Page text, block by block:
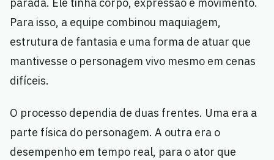
parada. Ele tinha corpo, expressão e movimento.
Para isso, a equipe combinou maquiagem,
estrutura de fantasia e uma forma de atuar que
mantivesse o personagem vivo mesmo em cenas
difíceis.
O processo dependia de duas frentes. Uma era a
parte física do personagem. A outra era o
desempenho em tempo real, para o ator que